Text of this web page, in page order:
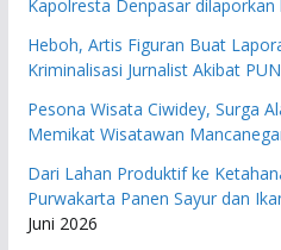
Kapolresta Denpasar
Heboh, Artis Figuran Buat
Kriminalisasi Jurnalist Akibat
Pesona Wisata Ciwidey, Surga
Memikat Wisatawan
Dari Lahan Produktif ke
Purwakarta Panen Sayur dan
Juni 2026